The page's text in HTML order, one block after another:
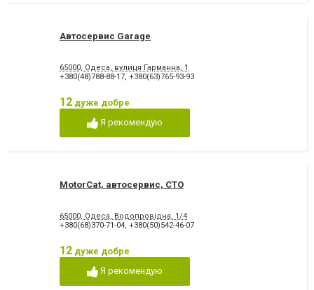
Автосервис Garage
65000, Одеса, вулиця Гарманна, 1
+380(48)788-88-17, +380(63)765-93-93
12 дуже добре
Я рекомендую
MotorCat, автосервис, СТО
65000, Одеса, Водопровідна, 1/4
+380(68)370-71-04, +380(50)542-46-07
12 дуже добре
Я рекомендую